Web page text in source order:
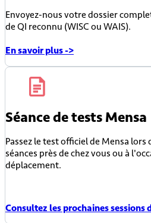
Envoyez-nous votre dossier
de QI reconnu (WISC ou WAIS).
En savoir plus ->
Séance de tests Mensa
Passez le test officiel de Mensa lors
séances près de chez vous ou à
déplacement.
Consultez les prochaines sessions